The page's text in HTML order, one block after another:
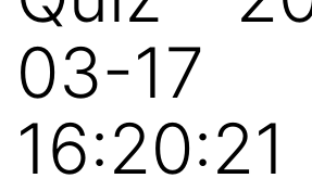
03-17
16:20:21